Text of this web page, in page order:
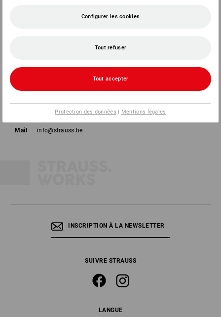
PO Box 7443
1931 Zaventem - Brucargo
02 400 16 43
Mail
info@strauss.be
INSCRIPTION À LA NEWSLETTER
SUIVRE STRAUSS
LANGUE
Configurer les cookies
Tout refuser
Tout accepter
Protection des données | Mentions legales